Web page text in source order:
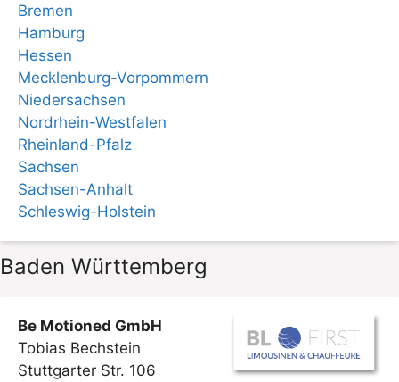
Bremen
Hamburg
Hessen
Mecklenburg-Vorpommern
Niedersachsen
Nordrhein-Westfalen
Rheinland-Pfalz
Sachsen
Sachsen-Anhalt
Schleswig-Holstein
Baden Württemberg
Be Motioned GmbH
Tobias Bechstein
Stuttgarter Str. 106